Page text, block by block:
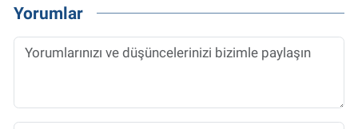
Yorumlar